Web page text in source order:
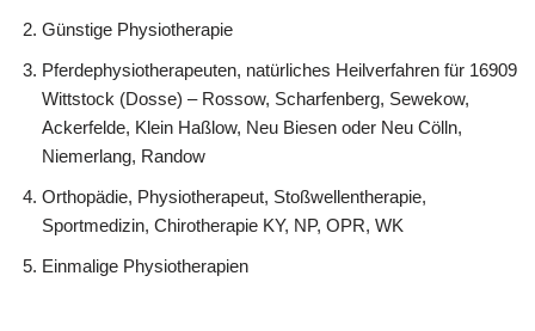
Günstige Physiotherapie
Pferdephysiotherapeuten, natürliches Heilverfahren für 16909
Wittstock (Dosse) – Rossow, Scharfenberg, Sewekow,
Ackerfelde, Klein Haßlow, Neu Biesen oder Neu Cölln,
Niemerlang, Randow
Orthopädie, Physiotherapeut, Stoßwellentherapie,
Sportmedizin, Chirotherapie KY, NP, OPR, WK
Einmalige Physiotherapien